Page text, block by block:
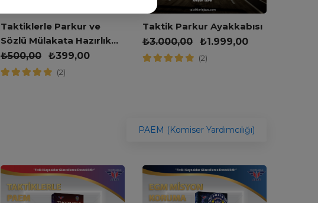
Taktiklerle Parkur ve
Sözlü Mülakata Hazırlık
Kitabı
₺500,00 ₺399,00
(2)
Taktik Parkur Ayakkabısı
₺3.000,00 ₺1.999,00
(2)
PAEM (Komiser Yardımcılığı)